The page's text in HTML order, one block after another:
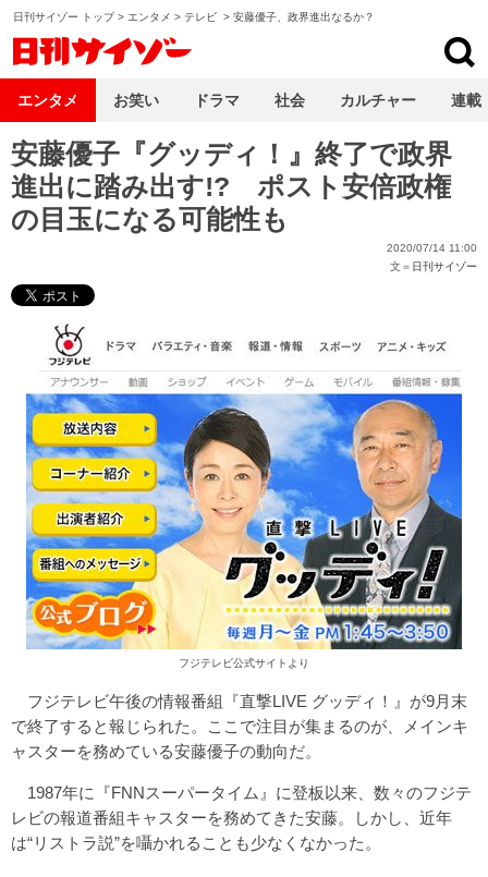
日刊サイゾー トップ> エンタメ > テレビ > 安藤優子、政界進出なるか？
安藤優子『グッディ！』終了で政界
進出に踏み出す!? ポスト安倍政権
の目玉になる可能性も
2020/07/14 11:00
文＝ 日刊サイゾー
フジテレビ公式サイトより
フジテレビ午後の情報番組『直撃LIVE グッディ！』が9月末
で終了すると報じられた。ここで注目が集まるのが、メインキ
ャスターを務めている安藤優子の動向だ。
1987年に『FNNスーパータイム』に登板以来、数々のフジテ
レビの報道番組キャスターを務めてきた安藤。しかし、近年
は“リストラ説”を囁かれることも少なくなかった。
エンタメ お笑い ドラマ 社会 カルチャー 連載